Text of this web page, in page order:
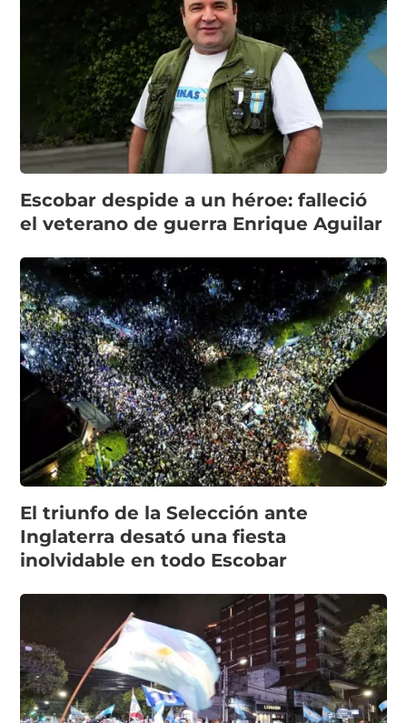
Escobar despide a un héroe: falleció
el veterano de guerra Enrique Aguilar
El triunfo de la Selección ante
Inglaterra desató una fiesta
inolvidable en todo Escobar